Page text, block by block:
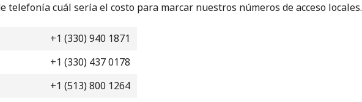
Mínimo 8 caracteres
Un número
telefonía cuál sería el costo para marcar nuestros números de acceso locales.
+1 (330) 940 1871
+1 (330) 437 0178
+1 (513) 800 1264